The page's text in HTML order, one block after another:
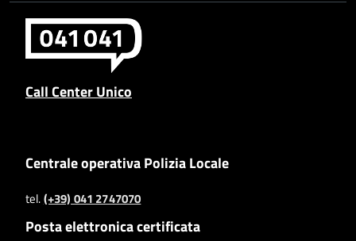
Call Center Unico
Centrale operativa Polizia Locale
tel.(+39) 041 2747070
Posta elettronica certificata